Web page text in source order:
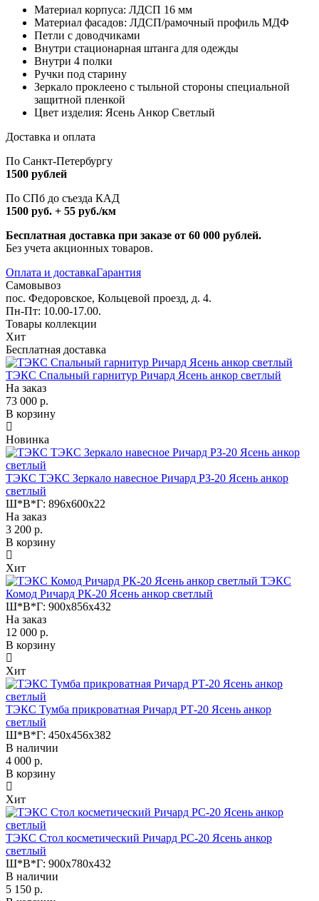
Материал корпуса: ЛДСП 16 мм
Материал фасадов: ЛДСП/рамочный профиль МДФ
Петли с доводчиками
Внутри стационарная штанга для одежды
Внутри 4 полки
Ручки под старину
Зеркало проклеено с тыльной стороны специальной
защитной пленкой
Цвет изделия: Ясень Анкор Светлый
Доставка и оплата
По Санкт-Петербургу
1500 рублей
По СПб до съезда КАД
1500 руб. + 55 руб./км
Бесплатная доставка при заказе от 60 000 рублей.
Без учета акционных товаров.
Оплата и доставкаГарантия
Самовывоз
пос. Федоровское, Кольцевой проезд, д. 4.
Пн-Пт: 10.00-17.00.
Товары коллекции
Хит
Бесплатная доставка
ТЭКС Спальный гарнитур Ричард Ясень анкор светлый
На заказ
73 000 р.
В корзину
Новинка
ТЭКС ТЭКС Зеркало навесное Ричард РЗ-20 Ясень анкор
светлый
Ш*В*Г: 896x600x22
На заказ
3 200 р.
В корзину
Хит
ТЭКС
Комод Ричард РК-20 Ясень анкор светлый
Ш*В*Г: 900x856x432
На заказ
12 000 р.
В корзину
Хит
ТЭКС Тумба прикроватная Ричард РТ-20 Ясень анкор
светлый
Ш*В*Г: 450x456x382
В наличии
4 000 р.
В корзину
Хит
ТЭКС Стол косметический Ричард РС-20 Ясень анкор
светлый
Ш*В*Г: 900x780x432
В наличии
5 150 р.